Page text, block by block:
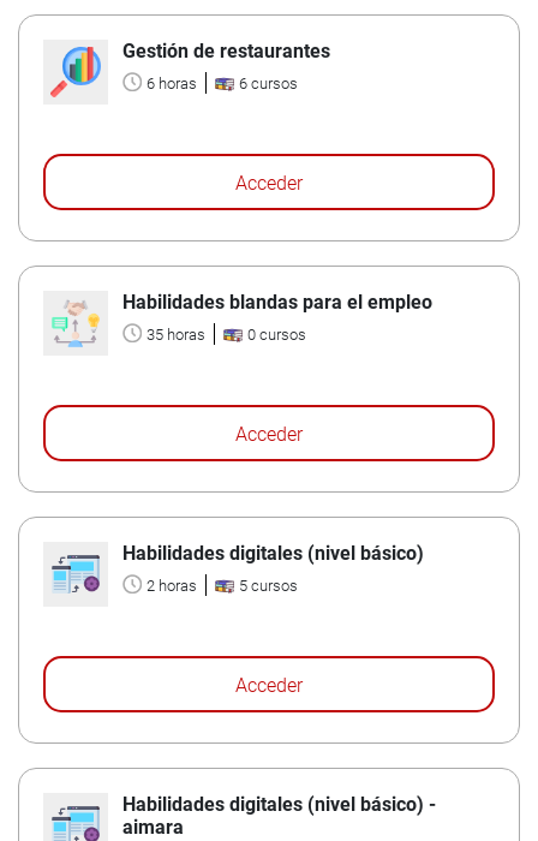
Gestión de restaurantes
6 horas 6 cursos
Acceder
Habilidades blandas para el empleo
35 horas 0 cursos
Acceder
Habilidades digitales (nivel básico)
2 horas 5 cursos
Acceder
Habilidades digitales (nivel básico) -
aimara